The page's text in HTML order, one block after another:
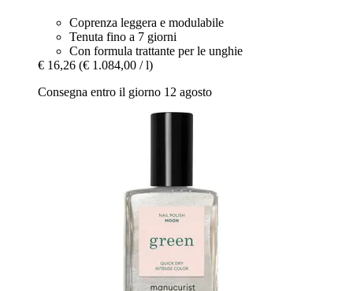
Coprenza leggera e modulabile
Tenuta fino a 7 giorni
Con formula trattante per le unghie
€ 16,26 (€ 1.084,00 / l)
Consegna entro il giorno 12 agosto